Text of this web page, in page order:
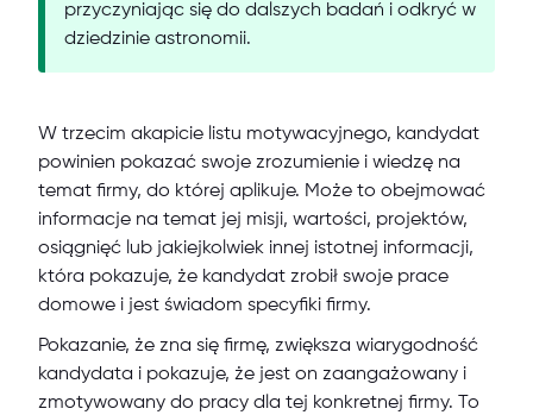
przyczyniając się do dalszych badań i odkryć w
dziedzinie astronomii.
W trzecim akapicie listu motywacyjnego, kandydat
powinien pokazać swoje zrozumienie i wiedzę na
temat firmy, do której aplikuje. Może to obejmować
informacje na temat jej misji, wartości, projektów,
osiągnięć lub jakiejkolwiek innej istotnej informacji,
która pokazuje, że kandydat zrobił swoje prace
domowe i jest świadom specyfiki firmy.
Pokazanie, że zna się firmę, zwiększa wiarygodność
kandydata i pokazuje, że jest on zaangażowany i
zmotywowany do pracy dla tej konkretnej firmy. To